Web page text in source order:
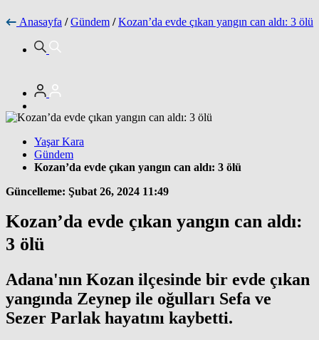
Anasayfa / Gündem / Kozan’da evde çıkan yangın can aldı: 3 ölü
Yaşar Kara
Gündem
Kozan’da evde çıkan yangın can aldı: 3 ölü
Güncelleme: Şubat 26, 2024 11:49
Kozan’da evde çıkan yangın can aldı:
3 ölü
Adana'nın Kozan ilçesinde bir evde çıkan
yangında Zeynep ile oğulları Sefa ve
Sezer Parlak hayatını kaybetti.